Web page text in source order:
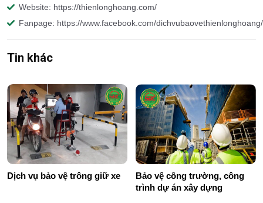
Website: https://thienlonghoang.com/
Fanpage: https://www.facebook.com/dichvubaovethienlonghoang/
Tin khác
Dịch vụ bảo vệ trông giữ xe
Bảo vệ công trường, công
trình dự án xây dựng